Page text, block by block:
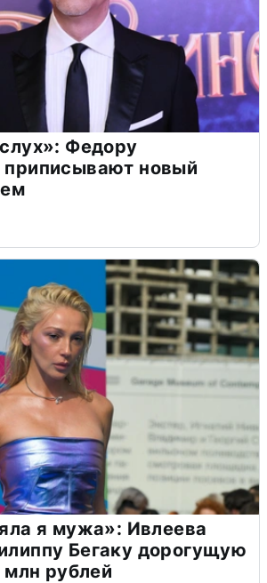
Федору
приписывают новый
я мужа»: Ивлеева
Бегаку дорогущую
млн рублей